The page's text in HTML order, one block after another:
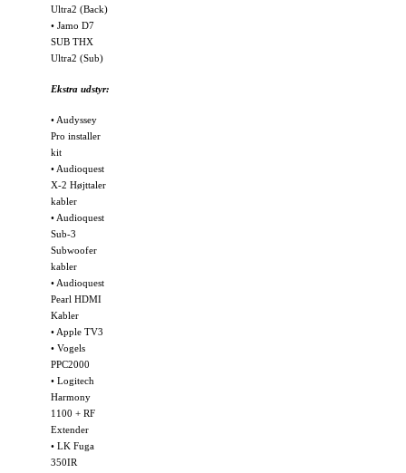
Ultra2 (Back)
• Jamo D7
SUB THX
Ultra2 (Sub)
Ekstra udstyr:
• Audyssey
Pro installer
kit
• Audioquest
X-2 Højttaler
kabler
• Audioquest
Sub-3
Subwoofer
kabler
• Audioquest
Pearl HDMI
Kabler
• Apple TV3
• Vogels
PPC2000
• Logitech
Harmony
1100 + RF
Extender
• LK Fuga
350IR